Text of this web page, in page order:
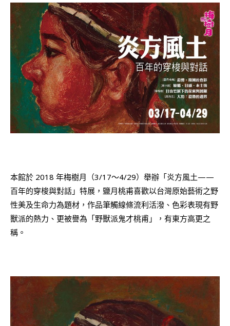
本館於 2018 年梅樹月（3/17～4/29）舉辦「炎方風土——
百年的穿梭與對話」特展，鹽月桃甫喜歡以台灣原始藝術之野
性美及生命力為題材，作品筆觸線條流利活潑、色彩表現有野
獸派的熱力、更被譽為「野獸派鬼才桃甫」，有東方高更之
稱。